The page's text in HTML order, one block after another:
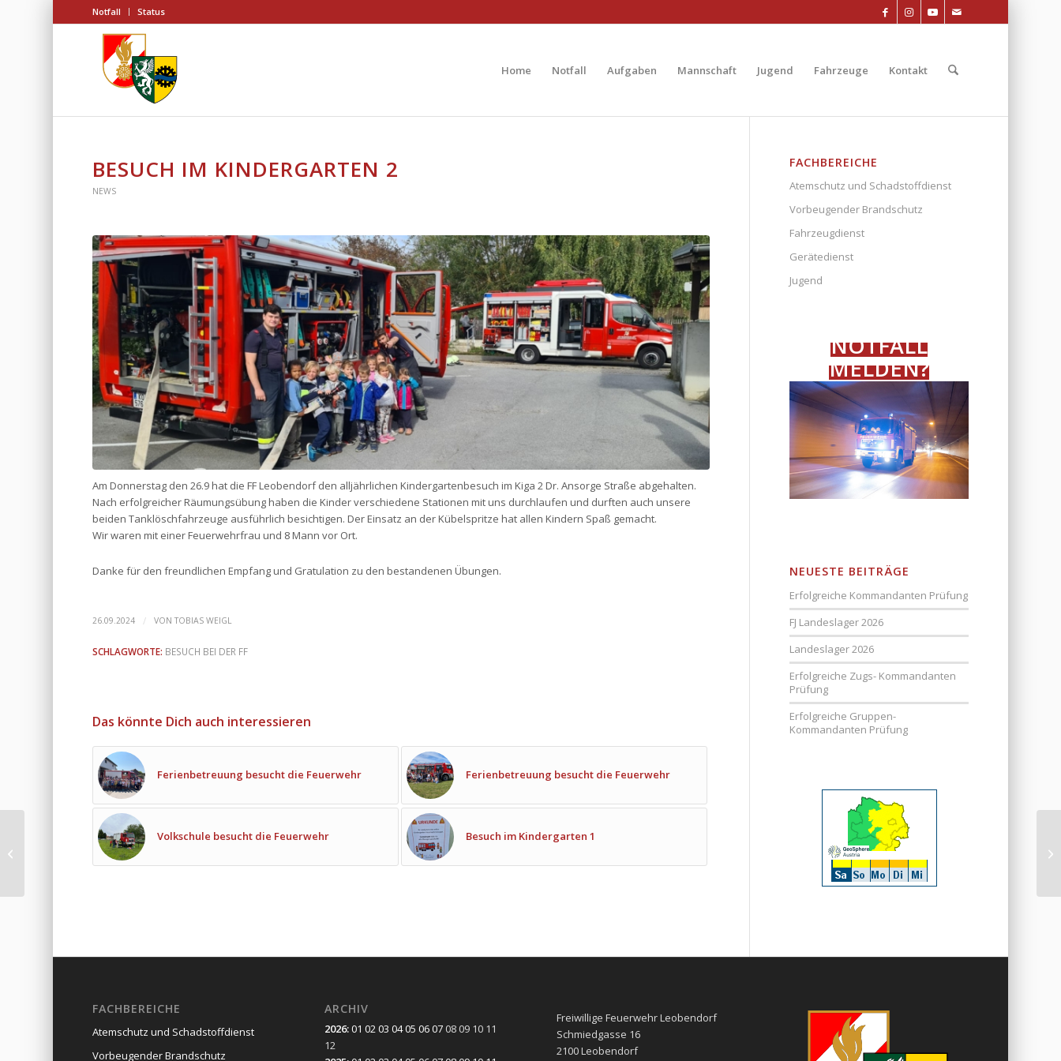
Notfall Status
Home Notfall Aufgaben Mannschaft Jugend Fahrzeuge Kontakt
BESUCH IM KINDERGARTEN 2
NEWS
Am Donnerstag den 26.9 hat die FF Leobendorf den alljährlichen Kindergartenbesuch im Kiga 2 Dr. Ansorge Straße abgehalten.
Nach erfolgreicher Räumungsübung haben die Kinder verschiedene Stationen mit uns durchlaufen und durften auch unsere
beiden Tanklöschfahrzeuge ausführlich besichtigen. Der Einsatz an der Kübelspritze hat allen Kindern Spaß gemacht.
Wir waren mit einer Feuerwehrfrau und 8 Mann vor Ort.
Danke für den freundlichen Empfang und Gratulation zu den bestandenen Übungen.
26.09.2024 / VONTOBIAS WEIGL
SCHLAGWORTE: BESUCH BEI DER FF
Das könnte Dich auch interessieren
Ferienbetreuung besucht die Feuerwehr Ferienbetreuung besucht die Feuerwehr
Volkschule besucht die Feuerwehr Besuch im Kindergarten 1
FACHBEREICHE
Atemschutz und Schadstoffdienst
Vorbeugender Brandschutz
Fahrzeugdienst
Gerätedienst
Jugend
NOTFALL
MELDEN?
NEUESTE BEITRÄGE
Erfolgreiche Kommandanten Prüfung
FJ Landeslager 2026
Landeslager 2026
Erfolgreiche Zugs- Kommandanten
Prüfung
Erfolgreiche Gruppen-
Kommandanten Prüfung
FACHBEREICHE
Atemschutz und Schadstoffdienst
Vorbeugender Brandschutz
ARCHIV
2026:01 0203 0405 0607 08 09 10 11
12
Freiwillige Feuerwehr Leobendorf
Schmiedgasse 16
2100 Leobendorf
Großschadenereignis
in der Gemeinde